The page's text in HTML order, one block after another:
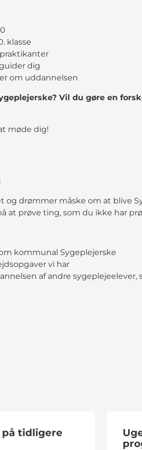
klasse
dig
om uddannelsen
Vil du gøre en
møde dig!
og drømmer måske om at blive
at prøve ting, som du ikke har
kommunal Sygeplejerske
vi har
af andre sygeplejeelever,
på tidligere